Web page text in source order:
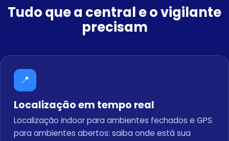
Tudo que a central e o vigilante
precisam
📍
Localização em tempo real
Localização indoor para ambientes fechados e GPS
para ambientes abertos: saiba onde está sua